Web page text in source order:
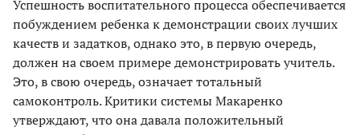
Успешность воспитательного процесса обеспечивается
побуждением ребенка к демонстрации своих лучших
качеств и задатков, однако это, в первую очередь,
должен на своем примере демонстрировать учитель.
Это, в свою очередь, означает тотальный
самоконтроль. Критики системы Макаренко
утверждают, что она давала положительный